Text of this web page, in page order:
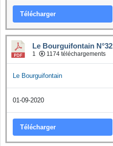
Télécharger
Le Bourguifontain N°32
1 1174 téléchargements
Le Bourguifontain
01-09-2020
Télécharger